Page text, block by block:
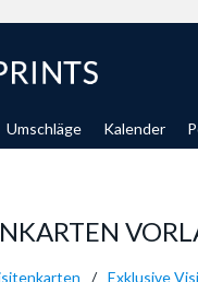
Umschläge Kalender
Exklusive